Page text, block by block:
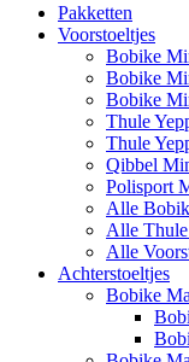
Pakketten
Voorstoeltjes
Bobike
Bobike
Bobike
Thule
Thule
Qibbel
Polisport
Alle
Alle
Alle
Achterstoeltjes
Bobike